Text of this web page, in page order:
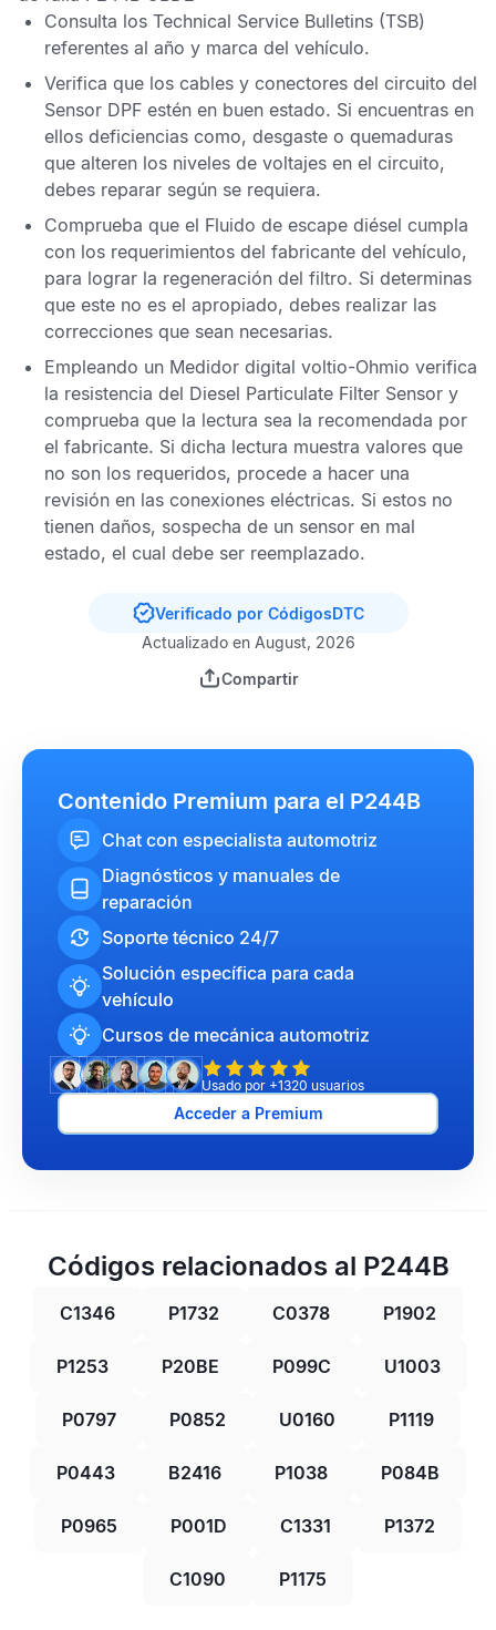
Consulta los Technical Service Bulletins (TSB)
referentes al año y marca del vehículo.
Verifica que los cables y conectores del circuito del
Sensor DPF estén en buen estado. Si encuentras en
ellos deficiencias como, desgaste o quemaduras
que alteren los niveles de voltajes en el circuito,
debes reparar según se requiera.
Comprueba que el Fluido de escape diésel cumpla
con los requerimientos del fabricante del vehículo,
para lograr la regeneración del filtro. Si determinas
que este no es el apropiado, debes realizar las
correcciones que sean necesarias.
Empleando un Medidor digital voltio-Ohmio verifica
la resistencia del Diesel Particulate Filter Sensor y
comprueba que la lectura sea la recomendada por
el fabricante. Si dicha lectura muestra valores que
no son los requeridos, procede a hacer una
revisión en las conexiones eléctricas. Si estos no
tienen daños, sospecha de un sensor en mal
estado, el cual debe ser reemplazado.
Verificado por CódigosDTC
Actualizado en August, 2026
Compartir
Contenido Premium para el P244B
Chat con especialista automotriz
Diagnósticos y manuales de
reparación
Soporte técnico 24/7
Solución específica para cada
vehículo
Cursos de mecánica automotriz
Usado por +1320 usuarios
Acceder a Premium
Códigos relacionados al P244B
C1346 P1732 C0378 P1902
P1253 P20BE P099C U1003
P0797 P0852 U0160 P1119
P0443 B2416 P1038 P084B
P0965 P001D C1331 P1372
C1090 P1175